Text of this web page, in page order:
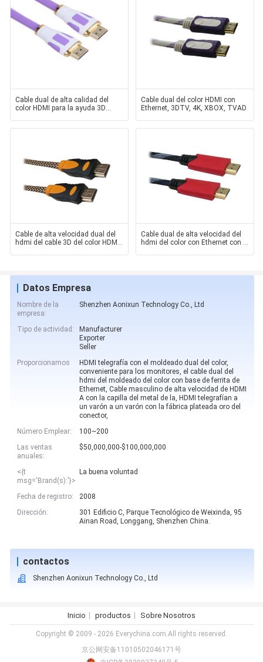
Cable dual de alta calidad del
color HDMI para la ayuda 3D
Cable dual del color HDMI con
Ethernet, 3DTV, 4K, XBOX, TVAD
Cable de alta velocidad dual del
hdmi del cable 3D del color HDMI
Cable dual de alta velocidad del
hdmi del color con Ethernet con el
Datos Empresa
Nombre de la
empresa:
Shenzhen Aonixun Technology Co., Ltd
Tipo de actividad:
Manufacturer
Exporter
Seller
Proporcionamos
HDMI telegrafía con el moldeado dual del color,
conveniente para los monitores, el cable dual del
hdmi del moldeado del color con base de ferrita de
Ethernet, Cable masculino de alta velocidad de HDMI
A con la capilla del metal de la, HDMI telegrafían a
un varón a un varón con la fábrica plateada oro del
conector,
Número Emplear:
100~200
Las ventas
anuales:
$50,000,000-$100,000,000
<{t
msg='Brand(s):'}>
La buena voluntad
Fecha de registro:
2008
Dirección:
301 Edificio C, Parque Tecnológico de Weixinda, 95
Ainan Road, Longgang, Shenzhen China.
contactos
Shenzhen Aonixun Technology Co., Ltd
Inicio productos Sobre Nosotros
Copyright © 2009 - 2026 Everychina.com.All rights reserved.
京公网安备11010502046171号